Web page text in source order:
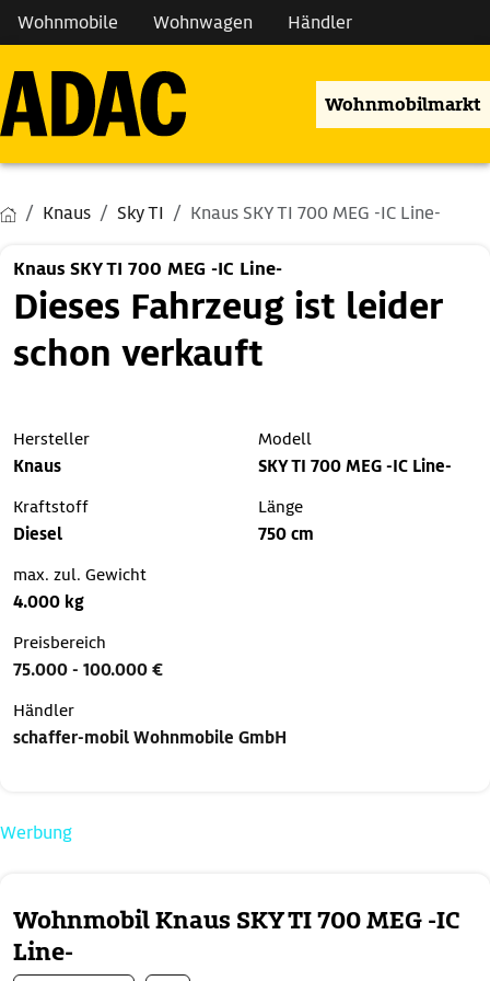
Wohnmobile Wohnwagen Händler
Wohnmobilmarkt
Knaus Sky TI Knaus SKY TI 700 MEG -IC Line-
Wohnmobil Knaus SKY TI 700 MEG -IC
Line-
Knaus SKY TI 700 MEG -IC Line-
Dieses Fahrzeug ist leider
schon verkauft
Hersteller
Knaus
Modell
SKY TI 700 MEG -IC Line-
Kraftstoff
Diesel
Länge
750 cm
max. zul. Gewicht
4.000 kg
Preisbereich
75.000 - 100.000 €
Händler
schaffer-mobil Wohnmobile GmbH
Werbung